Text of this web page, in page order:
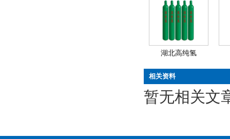
湖北高纯氢
相关资料
暂无相关文